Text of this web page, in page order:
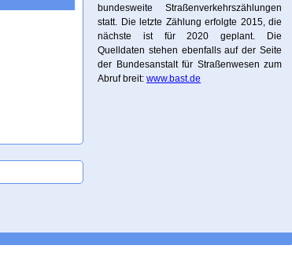
bundesweite Straßenverkehrszählungen
statt. Die letzte Zählung erfolgte 2015, die
nächste ist für 2020 geplant. Die
Quelldaten stehen ebenfalls auf der Seite
der Bundesanstalt für Straßenwesen zum
Abruf breit: www.bast.de